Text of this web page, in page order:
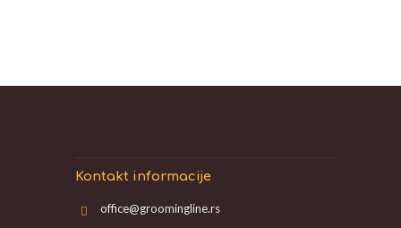
Kontakt informacije
office@groomingline.rs